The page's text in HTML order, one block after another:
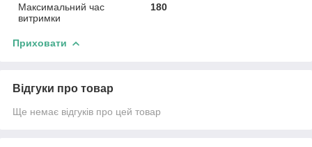
Максимальний час
витримки
180
Приховати
Відгуки про товар
Ще немає відгуків про цей товар